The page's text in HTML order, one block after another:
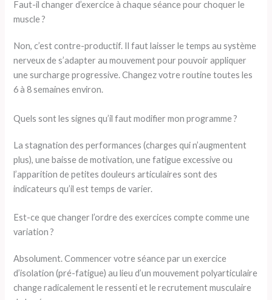
Faut-il changer d’exercice à chaque séance pour choquer le
muscle ?
Non, c’est contre-productif. Il faut laisser le temps au système
nerveux de s’adapter au mouvement pour pouvoir appliquer
une surcharge progressive. Changez votre routine toutes les
6 à 8 semaines environ.
Quels sont les signes qu’il faut modifier mon programme ?
La stagnation des performances (charges qui n’augmentent
plus), une baisse de motivation, une fatigue excessive ou
l’apparition de petites douleurs articulaires sont des
indicateurs qu’il est temps de varier.
Est-ce que changer l’ordre des exercices compte comme une
variation ?
Absolument. Commencer votre séance par un exercice
d’isolation (pré-fatigue) au lieu d’un mouvement polyarticulaire
change radicalement le ressenti et le recrutement musculaire